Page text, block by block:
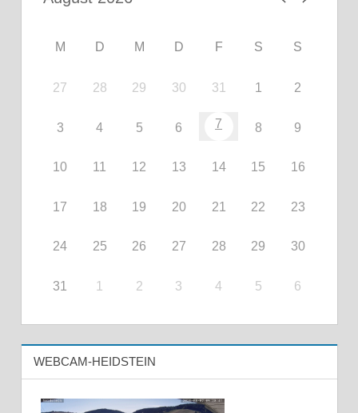
M D M D F S S
27 28 29 30 31 1 2
3 4 5 6 7 8 9
10 11 12 13 14 15 16
17 18 19 20 21 22 23
24 25 26 27 28 29 30
31 1 2 3 4 5 6
WEBCAM-HEIDSTEIN